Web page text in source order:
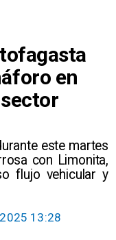
en
este martes
con Limonita,
flujo vehicular y
13:28